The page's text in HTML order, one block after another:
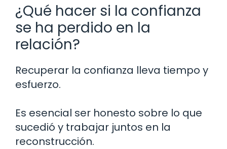
¿Qué hacer si la confianza
se ha perdido en la
relación?
Recuperar la confianza lleva tiempo y
esfuerzo.
Es esencial ser honesto sobre lo que
sucedió y trabajar juntos en la
reconstrucción.